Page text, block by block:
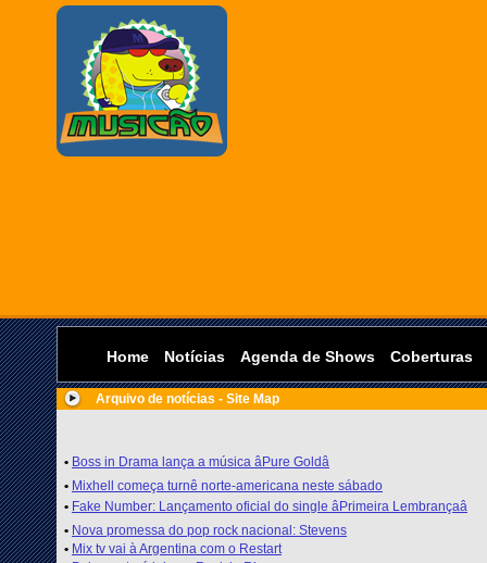
Home Notícias Agenda de Shows Coberturas
Arquivo de notícias - Site Map
• Boss in Drama lança a música âPure Goldâ
• Mixhell começa turnê norte-americana neste sábado
• Fake Number: Lançamento oficial do single âPrimeira Lembrançaâ
• Nova promessa do pop rock nacional: Stevens
• Mix tv vai à Argentina com o Restart